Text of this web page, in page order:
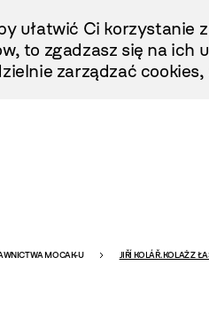
ułatwić Ci
to zgadzasz się na ich
zarządzać
MOCAK-U JIŘÍ KOLÁŘ. KOLAŻ Z